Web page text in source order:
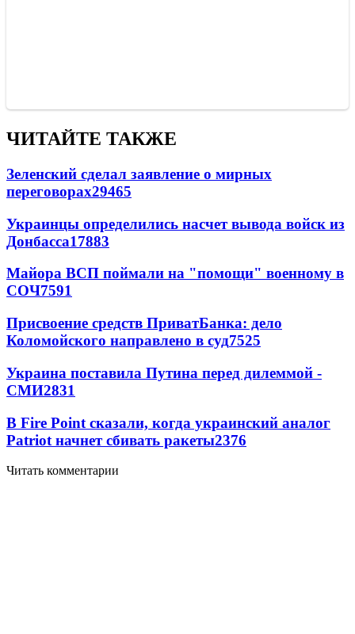
ЧИТАЙТЕ ТАКЖЕ
Зеленский сделал заявление о мирных
переговорах29465
Украинцы определились насчет вывода войск из
Донбасса17883
Майора ВСП поймали на "помощи" военному в
СОЧ7591
Присвоение средств ПриватБанка: дело
Коломойского направлено в суд7525
Украина поставила Путина перед дилеммой -
СМИ2831
В Fire Point сказали, когда украинский аналог
Patriot начнет сбивать ракеты2376
Читать комментарии